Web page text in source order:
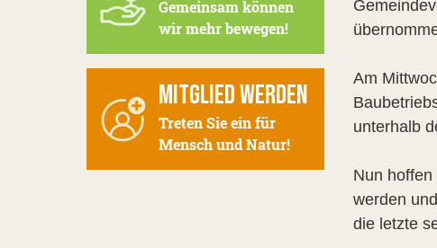
Am
unterhalb
Nun
werden
die letzte
Gemeinsam können
wir mehr bewegen!
MITGLIED WERDEN
Treten Sie ein für
Mensch und Natur!